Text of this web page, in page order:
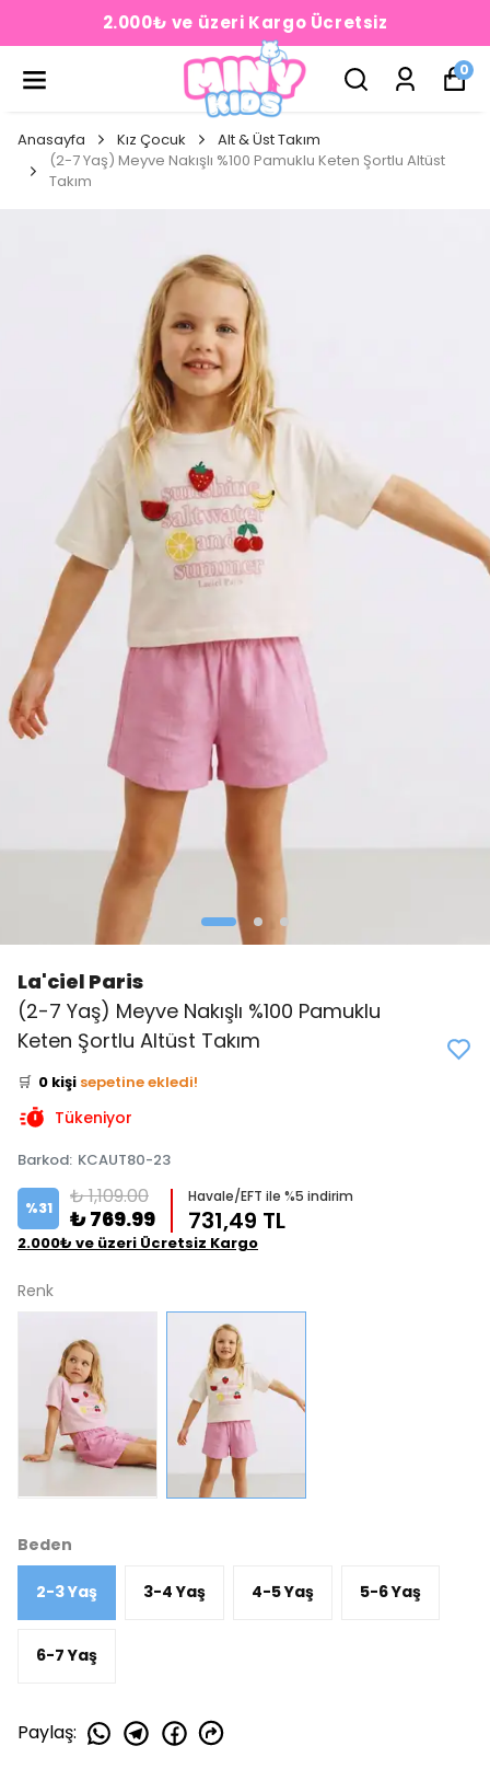
2.000₺ ve üzeri Kargo Ücretsiz
0
Anasayfa Kız Çocuk
Alt & Üst Takım
(2-7 Yaş) Meyve Nakışlı %100 Pamuklu Keten Şortlu Altüst
Takım
La'ciel Paris
(2-7 Yaş) Meyve Nakışlı %100 Pamuklu
Keten Şortlu Altüst Takım
👀 Şu an 2 kişi inceliyor!
Bu ürünü
🛒 0 kişi sepetine ekledi!
✅ Bugün 0 adet
Tükeniyor
Barkod: KCAUT80-23
%31 ₺ 1,109.00
₺ 769.99
Havale/EFT ile %5 indirim
731,49 TL
2.000₺ ve üzeri Ücretsiz Kargo
Renk
Beden
2-3 Yaş 3-4 Yaş 4-5 Yaş 5-6 Yaş
6-7 Yaş
Paylaş: